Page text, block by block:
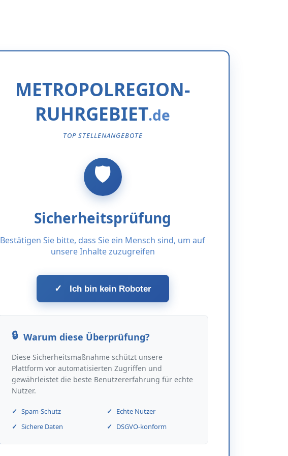
METROPOLREGION-
RUHRGEBIET
TOP STELLENANGEBOTE
Sicherheitsprüfung
Bestätigen Sie bitte, dass Sie ein Mensch sind, um auf
unsere Inhalte zuzugreifen
✓ Ich bin kein Roboter
Warum diese Überprüfung?
Diese Sicherheitsmaßnahme schützt unsere
Plattform vor automatisierten Zugriffen und
gewährleistet die beste Benutzererfahrung für echte
Nutzer.
Spam-Schutz
Echte Nutzer
Sichere Daten
DSGVO-konform